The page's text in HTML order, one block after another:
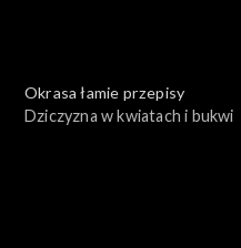
Okrasa łamie przepisy
Dziczyzna w kwiatach i bukwi